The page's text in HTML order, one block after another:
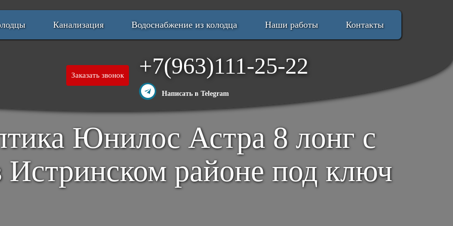
Канализация Водоснабжение из колодца Наши работы Контакты
Заказать звонок +7(963)111-25-22
Написать в Telegram
Юнилос Астра 8 лонг с
Истринском районе под ключ